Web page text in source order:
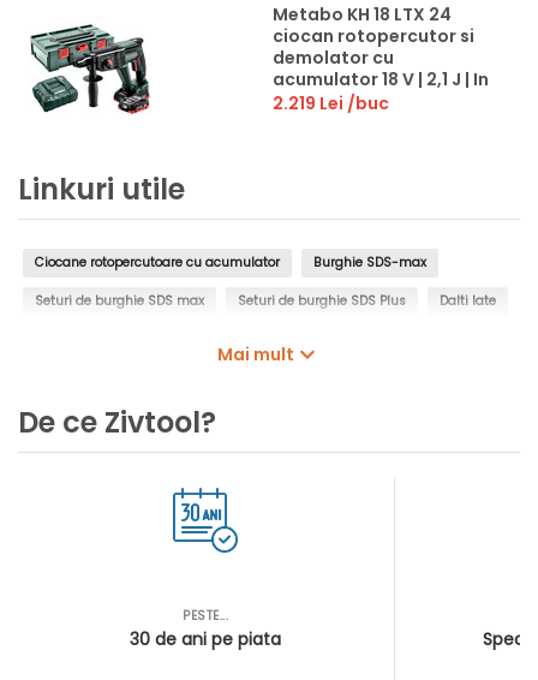
Metabo KH 18 LTX 24
ciocan rotopercutor si
demolator cu
acumulator 18 V | 2,1 J | In
beton 24 mm | 2,6 kg | Cu
2.219 Lei /buc
Linkuri utile
Ciocane rotopercutoare cu acumulator Burghie SDS-max
Seturi de burghie SDS max Seturi de burghie SDS Plus Dalti late
Seturi de acumulatori si incarcatoare
Mai mult
De ce Zivtool?
PESTE...
30 de ani pe piata